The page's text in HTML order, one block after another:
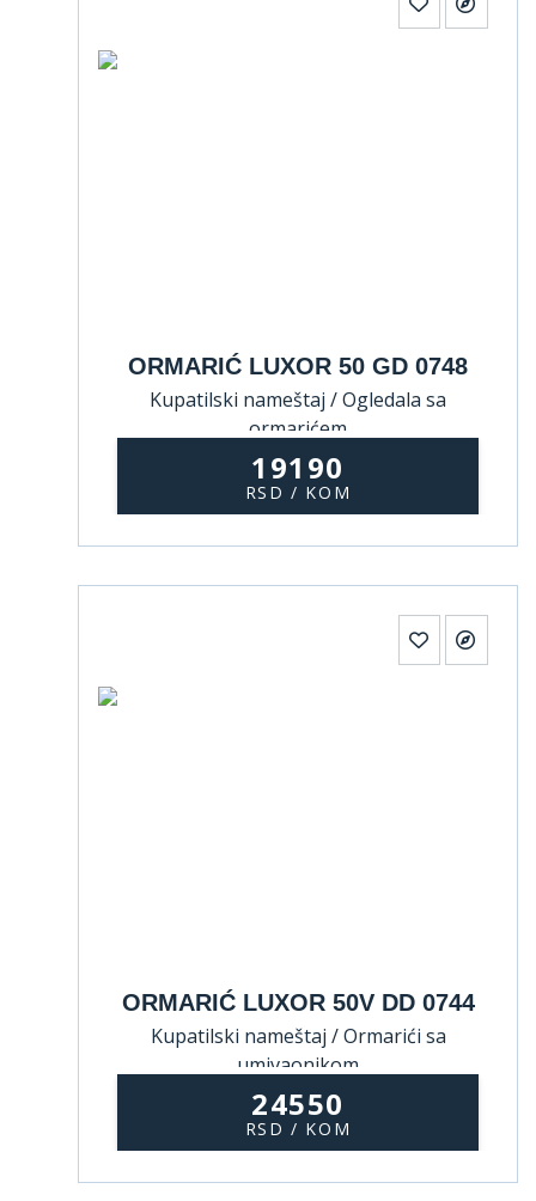
ORMARIĆ LUXOR 50 GD 0748
Kupatilski nameštaj / Ogledala sa
ormarićem
19190
RSD / KOM
ORMARIĆ LUXOR 50V DD 0744
Kupatilski nameštaj / Ormarići sa
umivaonikom
24550
RSD / KOM